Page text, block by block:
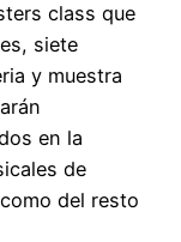
class que
siete
y muestra
en la
de
del resto